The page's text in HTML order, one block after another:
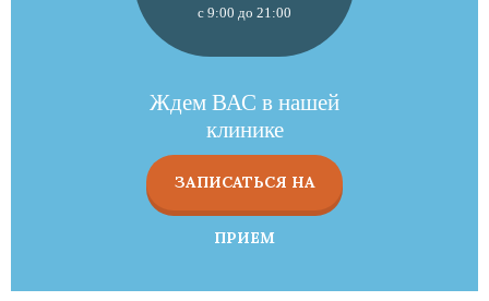
с 9:00 до 21:00
Ждем ВАС в нашей
клинике
ЗАПИСАТЬСЯ НА
ПРИЕМ